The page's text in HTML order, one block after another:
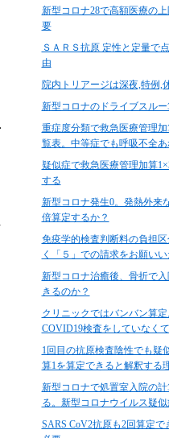
新型コロナ28で高額医療の
要
ＳＡＲＳ抗原 定性と定量で
由
院内トリアージは深夜,特例,
新型コロナのドライブスル
重症度分類で救急医療管理
覧表。中等症でも呼吸不全あ
疑似症で救急医療管理加算
する
新型コロナ発生0。発熱外来
倍算定するか？
免疫学的検査判断料の負担
く「５」での請求をお願い
新型コロナ治癒後、骨折で
きるのか？
クリニックではバンバン算
COVID19検査をしていなく
1回目の抗原検査陰性でも疑
算1を算定できると解釈する
新型コロナで処置室入院の
る。新型コロナウイルス疑似
SARS CoV2抗原も2回算定